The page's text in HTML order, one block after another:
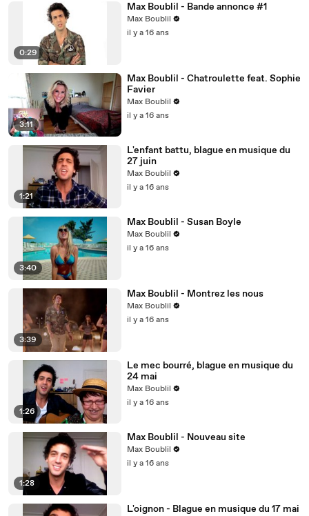
0:29
Max Boublil - Bande annonce #1
Max Boublil
il y a 16 ans
3:11
Max Boublil - Chatroulette feat. Sophie
Favier
Max Boublil
il y a 16 ans
1:21
L'enfant battu, blague en musique du
27 juin
Max Boublil
il y a 16 ans
3:40
Max Boublil - Susan Boyle
Max Boublil
il y a 16 ans
3:39
Max Boublil - Montrez les nous
Max Boublil
il y a 16 ans
1:26
Le mec bourré, blague en musique du
24 mai
Max Boublil
il y a 16 ans
1:28
Max Boublil - Nouveau site
Max Boublil
il y a 16 ans
L'oignon - Blague en musique du 17 mai